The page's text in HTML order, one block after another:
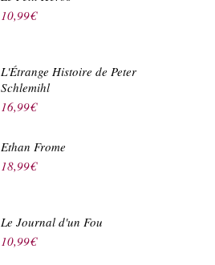
10,99€
L'Étrange Histoire de Peter
Schlemihl
16,99€
Ethan Frome
18,99€
Le Journal d'un Fou
10,99€